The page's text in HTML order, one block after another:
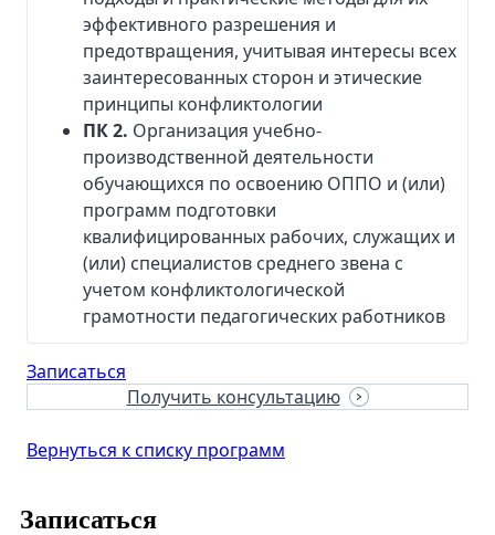
эффективного разрешения и
предотвращения, учитывая интересы всех
заинтересованных сторон и этические
принципы конфликтологии
ПК 2. Организация учебно-
производственной деятельности
обучающихся по освоению ОППО и (или)
программ подготовки
квалифицированных рабочих, служащих и
(или) специалистов среднего звена с
учетом конфликтологической
грамотности педагогических работников
Записаться
Получить консультацию
Вернуться к списку программ
Записаться